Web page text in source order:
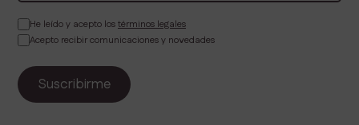
He leído y acepto lostérminos legales
Acepto recibir comunicaciones y novedades